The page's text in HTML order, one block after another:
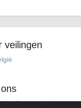
veilingen